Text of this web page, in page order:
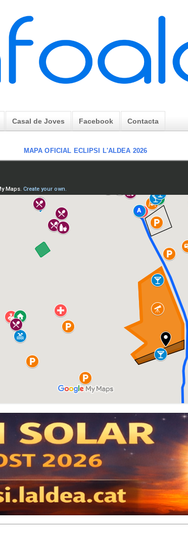
Casal de Joves Facebook Contacta
MAPA OFICIAL ECLIPSI L'ALDEA 2026